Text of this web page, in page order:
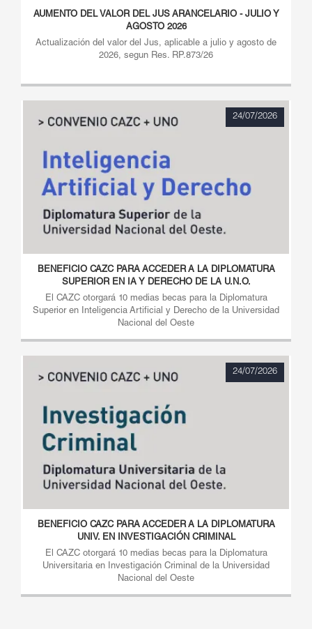
AUMENTO DEL VALOR DEL JUS ARANCELARIO - JULIO Y
AGOSTO 2026
Actualización del valor del Jus, aplicable a julio y agosto de
2026, segun Res. RP.873/26
24/07/2026
BENEFICIO CAZC PARA ACCEDER A LA DIPLOMATURA
SUPERIOR EN IA Y DERECHO DE LA U.N.O.
El CAZC otorgará 10 medias becas para la Diplomatura
Superior en Inteligencia Artificial y Derecho de la Universidad
Nacional del Oeste
24/07/2026
BENEFICIO CAZC PARA ACCEDER A LA DIPLOMATURA
UNIV. EN INVESTIGACIÓN CRIMINAL
El CAZC otorgará 10 medias becas para la Diplomatura
Universitaria en Investigación Criminal de la Universidad
Nacional del Oeste